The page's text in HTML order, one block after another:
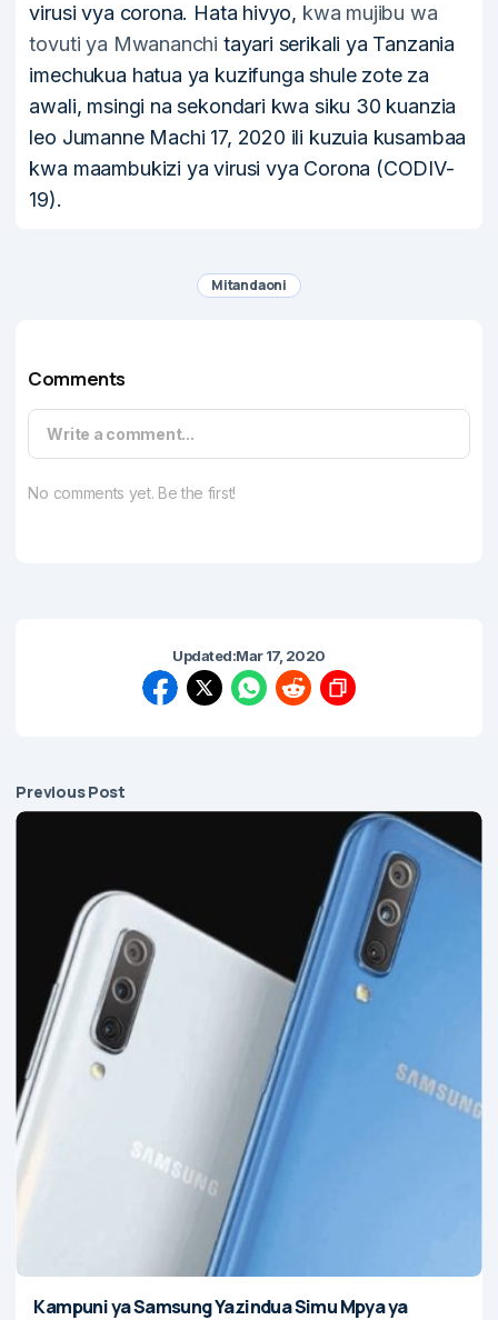
virusi vya corona. Hata hivyo, kwa mujibu wa
tovuti ya Mwananchi tayari serikali ya Tanzania
imechukua hatua ya kuzifunga shule zote za
awali, msingi na sekondari kwa siku 30 kuanzia
leo Jumanne Machi 17, 2020 ili kuzuia kusambaa
kwa maambukizi ya virusi vya Corona (CODIV-
19).
Mitandaoni
Comments
Write a comment...
No comments yet. Be the first!
Updated:Mar 17, 2020
Previous Post
Kampuni ya Samsung Yazindua Simu Mpya ya